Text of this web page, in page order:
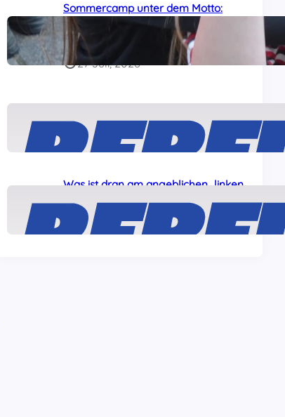
Sommercamp unter dem Motto:
„Das Al-Awda-Krankenhaus wird
leben!“ am Samstag gestartet
27 Juli, 2026
24 Juli, 2026
Was ist dran am angeblichen „linken
22 Juli, 2026